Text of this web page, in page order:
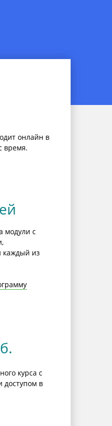
модули с
из
курса с
доступом в
онлайн в
время.